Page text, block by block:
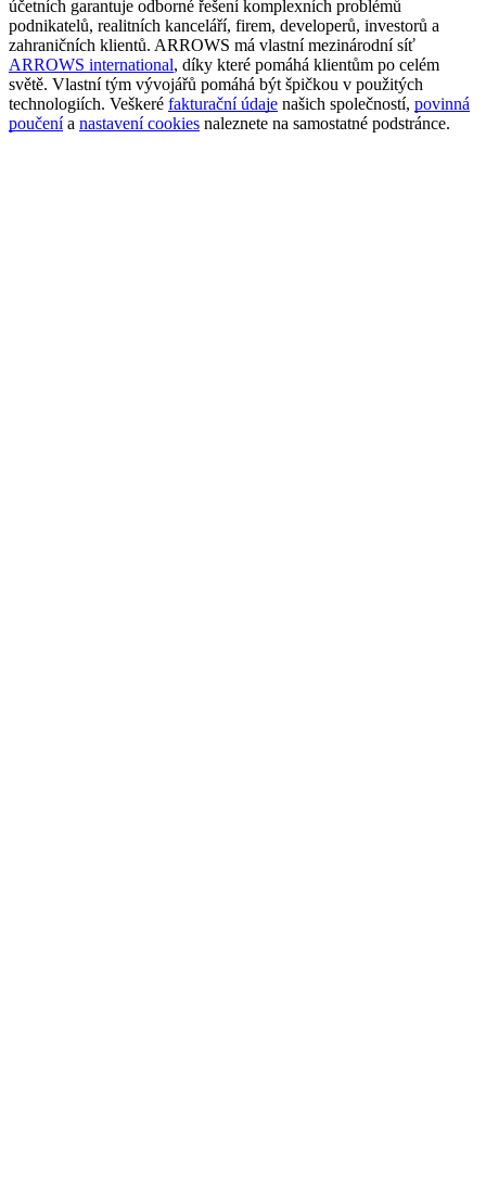
účetních garantuje odborné řešení komplexních problémů
podnikatelů, realitních kanceláří, firem, developerů, investorů a
zahraničních klientů. ARROWS má vlastní mezinárodní síť
ARROWS international, díky které pomáhá klientům po celém
světě. Vlastní tým vývojářů pomáhá být špičkou v použitých
technologiích. Veškeré fakturační údaje našich společností, povinná
poučenía nastavení cookies naleznete na samostatné podstránce.